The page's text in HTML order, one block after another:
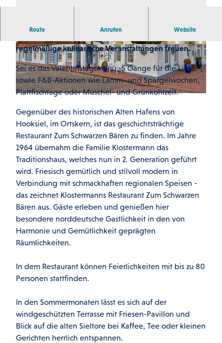
CC-BY-SA
© Martin Stöver © Martin Stöver
Route Anrufen Website
regelmäßige kulinarische Veranstaltungen freuen.
Sei es das Valentinstagsmenü -5 Gänge für die Liebe-,
sowie F&B-Aktionen wie Lamm- und Spargelwochen,
Plattfischtage oder Muschel- und Grünkohlzeit.
Gegenüber des historischen Alten Hafens von
Hooksiel, im Ortskern, ist das geschichtsträchtige
Restaurant Zum Schwarzen Bären zu finden. Im Jahre
1964 übernahm die Familie Klostermann das
Traditionshaus, welches nun in 2. Generation geführt
wird. Friesisch gemütlich und stilvoll modern in
Verbindung mit schmackhaften regionalen Speisen -
das zeichnet Klostermanns Restaurant Zum Schwarzen
Bären aus. Gäste erleben und genießen hier
besondere norddeutsche Gastlichkeit in den von
Harmonie und Gemütlichkeit geprägten
Räumlichkeiten.
In dem Restaurant können Feierlichkeiten mit bis zu 80
Personen stattfinden.
In den Sommermonaten lässt es sich auf der
windgeschützten Terrasse mit Friesen-Pavillon und
Blick auf die alten Sieltore bei Kaffee, Tee oder kleinen
Gerichten herrlich entspannen.